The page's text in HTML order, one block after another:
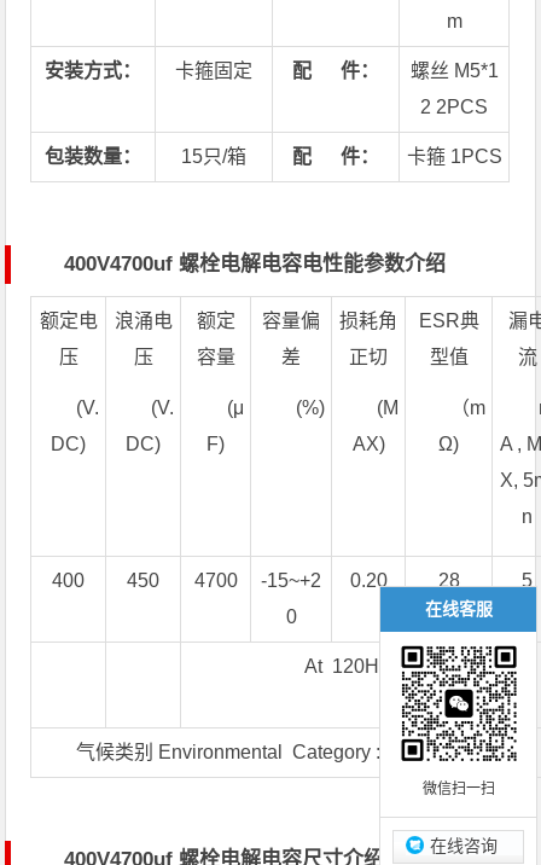
m
安装方式： 卡箍固定 配 件：
螺丝 M5*1
2 2PCS
包装数量： 15只/箱 配 件： 卡箍 1PCS
400V4700uf 螺栓电解电容电性能参数介绍
额定电
压
(V.
DC)
浪涌电
压
(V.
DC)
额定
容量
(μ
F)
容量偏
差
(%)
损耗角
正切
(M
AX)
ESR典
型值
（m
Ω)
漏
流
A ,
X,
n
400 450 4700
-15~+2
0
0.20 28 5
At 120Hz 20℃
气候类别 Environmental Category : 40/085/56
400V4700uf 螺栓电解电容尺寸介绍
在线客服
微信扫一扫
在线咨询